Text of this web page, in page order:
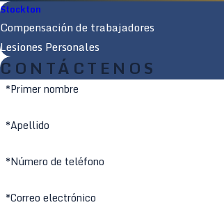
Stockton
Compensación de trabajadores
Lesiones Personales
CONTÁCTENOS
*Primer nombre
*Apellido
*Número de teléfono
*Correo electrónico